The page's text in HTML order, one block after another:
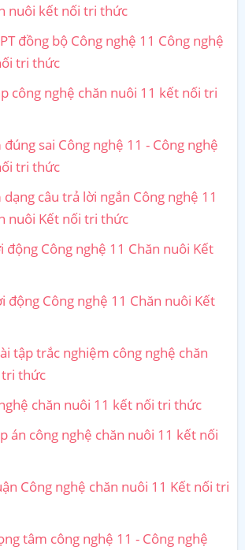
nuôi kết nối tri thức
đồng bộ Công nghệ 11 Công nghệ
tri thức
công nghệ chăn nuôi 11 kết nối tri
sai Công nghệ 11 - Công nghệ
tri thức
câu trả lời ngắn Công nghệ 11
nuôi Kết nối tri thức
động Công nghệ 11 Chăn nuôi Kết
động Công nghệ 11 Chăn nuôi Kết
tập trắc nghiệm công nghệ chăn
thức
chăn nuôi 11 kết nối tri thức
án công nghệ chăn nuôi 11 kết nối
Công nghệ chăn nuôi 11 Kết nối tri
tâm công nghệ 11 - Công nghệ